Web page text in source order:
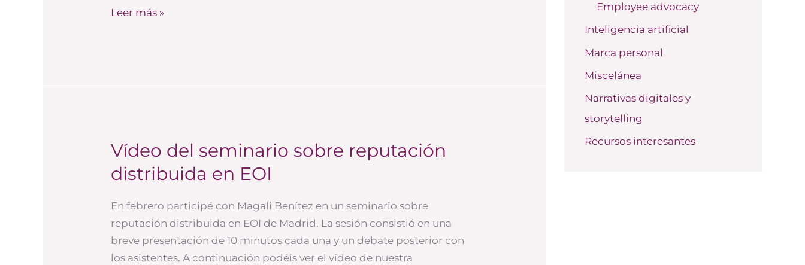
Leer más »
Vídeo del seminario sobre reputación
distribuida en EOI
En febrero participé con Magali Benítez en un seminario sobre
reputación distribuida en EOI de Madrid. La sesión consistió en una
breve presentación de 10 minutos cada una y un debate posterior con
los asistentes. A continuación podéis ver el vídeo de nuestra
Vídeo
del
seminario
distribuida
Employee advocacy
Inteligencia artificial
Marca personal
Miscelánea
Narrativas digitales y
storytelling
Recursos interesantes